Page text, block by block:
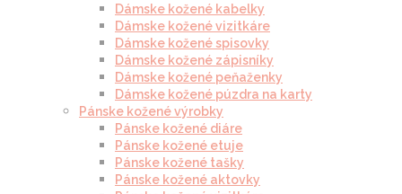
Dámske kožené kabelky
Dámske kožené vizitkáre
Dámske kožené spisovky
Dámske kožené zápisníky
Dámske kožené peňaženky
Dámske kožené púzdra na karty
Pánske kožené výrobky
Pánske kožené diáre
Pánske kožené etuje
Pánske kožené tašky
Pánske kožené aktovky